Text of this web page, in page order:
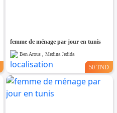
femme de ménage par jour en tunis
Ben Arous , Medina Jedida
50 TND